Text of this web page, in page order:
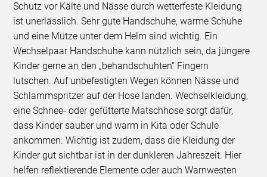
Schutz vor Kälte und Nässe durch wetterfeste Kleidung
ist unerlässlich. Sehr gute Handschuhe, warme Schuhe
und eine Mütze unter dem Helm sind wichtig. Ein
Wechselpaar Handschuhe kann nützlich sein, da jüngere
Kinder gerne an den „behandschuhten“ Fingern
lutschen. Auf unbefestigten Wegen können Nässe und
Schlammspritzer auf der Hose landen. Wechselkleidung,
eine Schnee- oder gefütterte Matschhose sorgt dafür,
dass Kinder sauber und warm in Kita oder Schule
ankommen. Wichtig ist zudem, dass die Kleidung der
Kinder gut sichtbar ist in der dunkleren Jahreszeit. Hier
helfen reflektierende Elemente oder auch Warnwesten